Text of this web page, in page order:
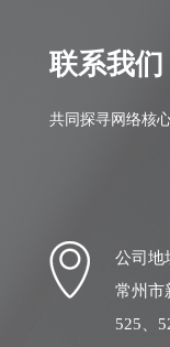
差较大，我司
自行承担。
联系我们
共同探寻网络核
公司地
常州市
525、